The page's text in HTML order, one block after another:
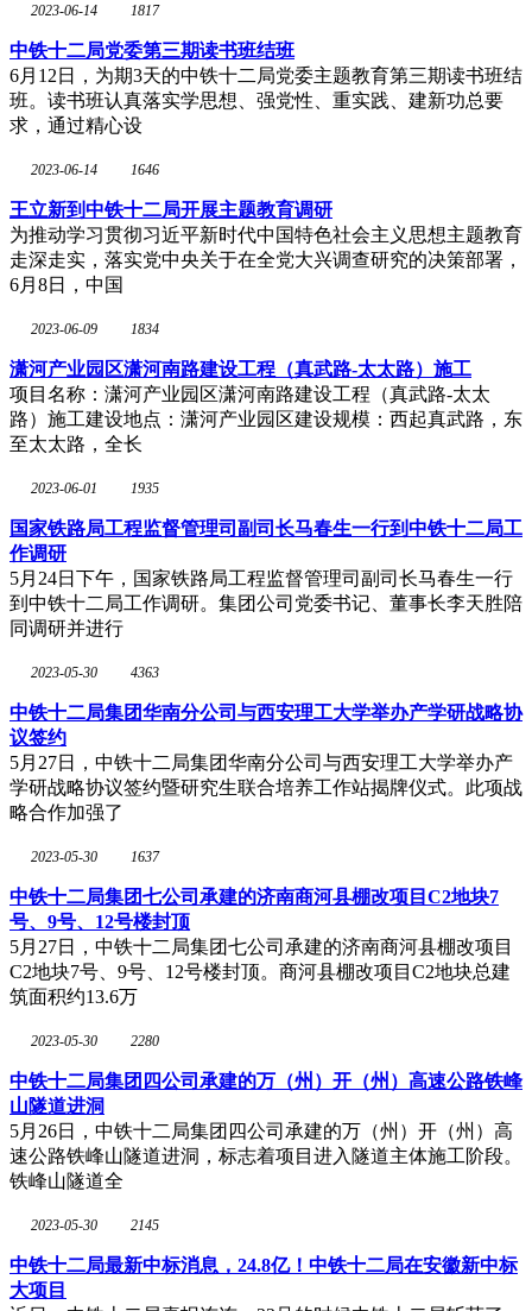
2023-06-14 1817
中铁十二局党委第三期读书班结班
6月12日，为期3天的中铁十二局党委主题教育第三期读书班结
班。读书班认真落实学思想、强党性、重实践、建新功总要
求，通过精心设
2023-06-14 1646
王立新到中铁十二局开展主题教育调研
为推动学习贯彻习近平新时代中国特色社会主义思想主题教育
走深走实，落实党中央关于在全党大兴调查研究的决策部署，
6月8日，中国
2023-06-09 1834
潇河产业园区潇河南路建设工程（真武路-太太路）施工
项目名称：潇河产业园区潇河南路建设工程（真武路-太太
路）施工建设地点：潇河产业园区建设规模：西起真武路，东
至太太路，全长
2023-06-01 1935
国家铁路局工程监督管理司副司长马春生一行到中铁十二局工
作调研
5月24日下午，国家铁路局工程监督管理司副司长马春生一行
到中铁十二局工作调研。集团公司党委书记、董事长李天胜陪
同调研并进行
2023-05-30 4363
中铁十二局集团华南分公司与西安理工大学举办产学研战略协
议签约
5月27日，中铁十二局集团华南分公司与西安理工大学举办产
学研战略协议签约暨研究生联合培养工作站揭牌仪式。此项战
略合作加强了
2023-05-30 1637
中铁十二局集团七公司承建的济南商河县棚改项目C2地块7
号、9号、12号楼封顶
5月27日，中铁十二局集团七公司承建的济南商河县棚改项目
C2地块7号、9号、12号楼封顶。商河县棚改项目C2地块总建
筑面积约13.6万
2023-05-30 2280
中铁十二局集团四公司承建的万（州）开（州）高速公路铁峰
山隧道进洞
5月26日，中铁十二局集团四公司承建的万（州）开（州）高
速公路铁峰山隧道进洞，标志着项目进入隧道主体施工阶段。
铁峰山隧道全
2023-05-30 2145
中铁十二局最新中标消息，24.8亿！中铁十二局在安徽新中标
大项目